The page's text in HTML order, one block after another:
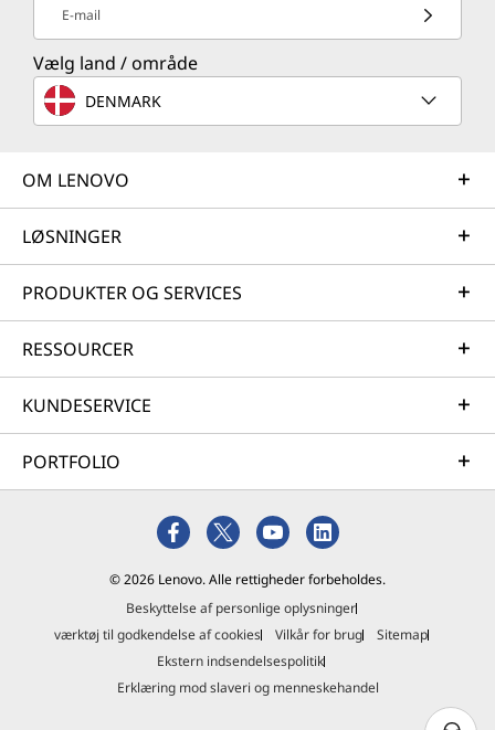
E-mail
Vælg land / område
DENMARK
OM LENOVO
LØSNINGER
PRODUKTER OG SERVICES
RESSOURCER
KUNDESERVICE
PORTFOLIO
© 2026 Lenovo. Alle rettigheder forbeholdes.
Beskyttelse af personlige oplysninger
værktøj til godkendelse af cookies
Vilkår for brug
Sitemap
Ekstern indsendelsespolitik
Erklæring mod slaveri og menneskehandel